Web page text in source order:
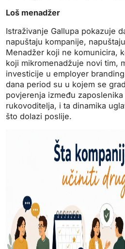
Loš menadžer
Istraživanje Gallupa pokazuje
napuštaju kompanije,
Menadžer koji ne komunicira,
koji mikromenadžuje novi tim,
investicije u employer
dana period su u kojem se
povjerenja između
rukovoditelja, i ta dinamika
što dolazi poslije.